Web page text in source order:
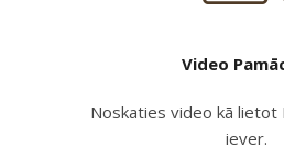
Video
Noskaties video kā lietot
iever.